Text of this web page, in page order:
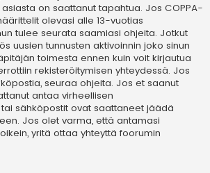
on saattanut tapahtua. Jos COPPA-
olevasi alle 13-vuotias
tulee seurata saamiasi ohjeita. Jotkut
uusien tunnusten aktivoinnin joko sinun
toimesta ennen kuin voit kirjautua
rekisteröitymisen yhteydessä. Jos
seuraa ohjeita. Jos et saanut
antaa virheellisen
sähköpostit ovat saattaneet jäädä
Jos olet varma, että antamasi
yritä ottaa yhteyttä foorumin